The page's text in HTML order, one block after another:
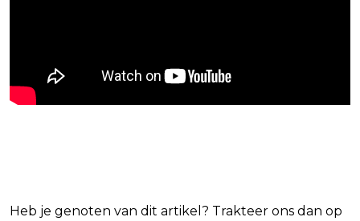
Heb je genoten van dit artikel? Trakteer ons dan op